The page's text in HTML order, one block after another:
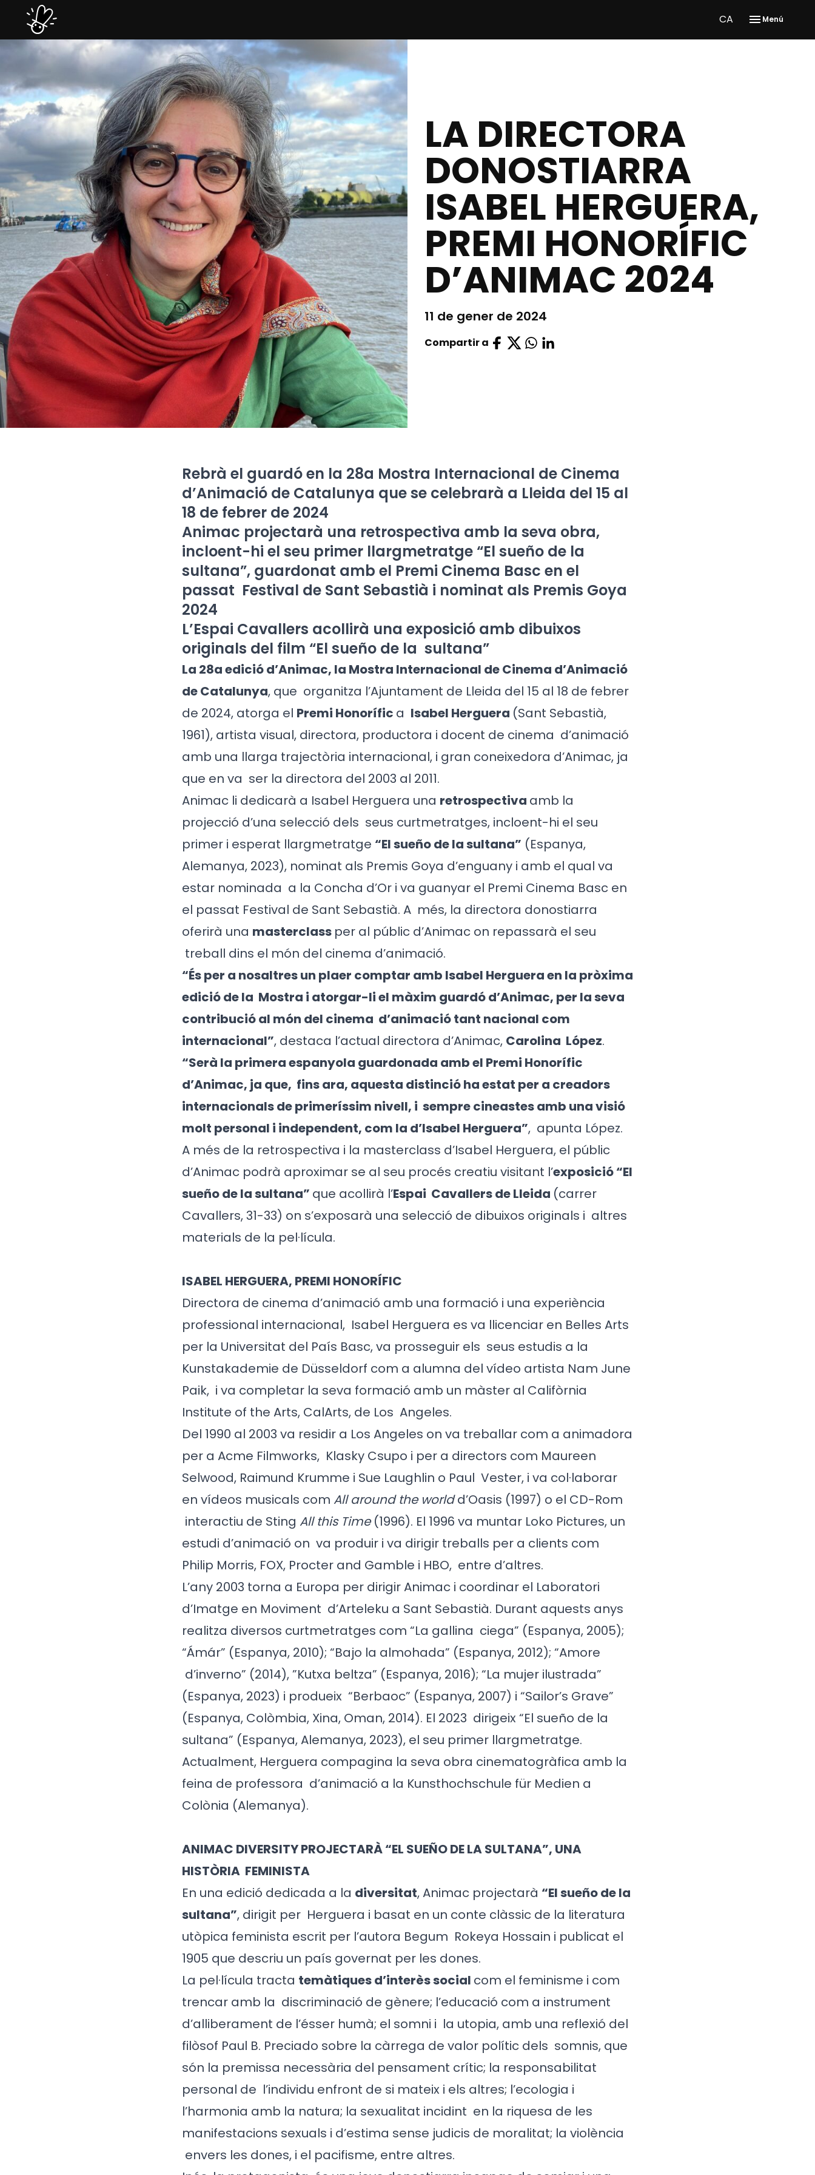
CA Menú
LA DIRECTORA
DONOSTIARRA
ISABEL HERGUERA,
PREMI HONORÍFIC
D’ANIMAC 2024
11 de gener de 2024
Compartir a
Rebrà el guardó en la 28a Mostra Internacional de Cinema
d’Animació de Catalunya que se celebrarà a Lleida del 15 al
18 de febrer de 2024
Animac projectarà una retrospectiva amb la seva obra,
incloent-hi el seu primer llargmetratge “El sueño de la
sultana”, guardonat amb el Premi Cinema Basc en el
passat Festival de Sant Sebastià i nominat als Premis Goya
2024
L’Espai Cavallers acollirà una exposició amb dibuixos
originals del film “El sueño de la sultana”
La 28a edició d’Animac, la Mostra Internacional de Cinema d’Animació
de Catalunya, que organitza l’Ajuntament de Lleida del 15 al 18 de febrer
de 2024, atorga el Premi Honorífic a Isabel Herguera (Sant Sebastià,
1961), artista visual, directora, productora i docent de cinema d’animació
amb una llarga trajectòria internacional, i gran coneixedora d’Animac, ja
que en va ser la directora del 2003 al 2011.
Animac li dedicarà a Isabel Herguera una retrospectiva amb la
projecció d’una selecció dels seus curtmetratges, incloent-hi el seu
primer i esperat llargmetratge “El sueño de la sultana” (Espanya,
Alemanya, 2023), nominat als Premis Goya d’enguany i amb el qual va
estar nominada a la Concha d’Or i va guanyar el Premi Cinema Basc en
el passat Festival de Sant Sebastià. A més, la directora donostiarra
oferirà una masterclass per al públic d’Animac on repassarà el seu
treball dins el món del cinema d’animació.
“És per a nosaltres un plaer comptar amb Isabel Herguera en la pròxima
edició de la Mostra i atorgar-li el màxim guardó d’Animac, per la seva
contribució al món del cinema d’animació tant nacional com
internacional”, destaca l’actual directora d’Animac, Carolina López.
“Serà la primera espanyola guardonada amb el Premi Honorífic
d’Animac, ja que, fins ara, aquesta distinció ha estat per a creadors
internacionals de primeríssim nivell, i sempre cineastes amb una visió
molt personal i independent, com la d’Isabel Herguera”, apunta López.
A més de la retrospectiva i la masterclass d’Isabel Herguera, el públic
d’Animac podrà aproximar se al seu procés creatiu visitant l’exposició “El
sueño de la sultana” que acollirà l’Espai Cavallers de Lleida (carrer
Cavallers, 31-33) on s’exposarà una selecció de dibuixos originals i altres
materials de la pel·lícula.
ISABEL HERGUERA, PREMI HONORÍFIC
Directora de cinema d’animació amb una formació i una experiència
professional internacional, Isabel Herguera es va llicenciar en Belles Arts
per la Universitat del País Basc, va prosseguir els seus estudis a la
Kunstakademie de Düsseldorf com a alumna del vídeo artista Nam June
Paik, i va completar la seva formació amb un màster al Califòrnia
Institute of the Arts, CalArts, de Los Angeles.
Del 1990 al 2003 va residir a Los Angeles on va treballar com a animadora
per a Acme Filmworks, Klasky Csupo i per a directors com Maureen
Selwood, Raimund Krumme i Sue Laughlin o Paul Vester, i va col·laborar
en vídeos musicals com All around the worldd’Oasis (1997) o el CD-Rom
interactiu de Sting All this Time(1996). El 1996 va muntar Loko Pictures, un
estudi d’animació on va produir i va dirigir treballs per a clients com
Philip Morris, FOX, Procter and Gamble i HBO, entre d’altres.
L’any 2003 torna a Europa per dirigir Animac i coordinar el Laboratori
d’Imatge en Moviment d’Arteleku a Sant Sebastià. Durant aquests anys
realitza diversos curtmetratges com “La gallina ciega” (Espanya, 2005);
“Ámár” (Espanya, 2010); “Bajo la almohada” (Espanya, 2012); “Amore
d’inverno” (2014), ”Kutxa beltza” (Espanya, 2016); “La mujer ilustrada”
(Espanya, 2023) i produeix “Berbaoc” (Espanya, 2007) i “Sailor’s Grave”
(Espanya, Colòmbia, Xina, Oman, 2014). El 2023 dirigeix “El sueño de la
sultana” (Espanya, Alemanya, 2023), el seu primer llargmetratge.
Actualment, Herguera compagina la seva obra cinematogràfica amb la
feina de professora d’animació a la Kunsthochschule für Medien a
Colònia (Alemanya).
ANIMAC DIVERSITY PROJECTARÀ “EL SUEÑO DE LA SULTANA”, UNA
HISTÒRIA FEMINISTA
En una edició dedicada a la diversitat, Animac projectarà “El sueño de la
sultana”, dirigit per Herguera i basat en un conte clàssic de la literatura
utòpica feminista escrit per l’autora Begum Rokeya Hossain i publicat el
1905 que descriu un país governat per les dones.
La pel·lícula tracta temàtiques d’interès social com el feminisme i com
trencar amb la discriminació de gènere; l’educació com a instrument
d’alliberament de l’ésser humà; el somni i la utopia, amb una reflexió del
filòsof Paul B. Preciado sobre la càrrega de valor polític dels somnis, que
són la premissa necessària del pensament crític; la responsabilitat
personal de l’individu enfront de si mateix i els altres; l’ecologia i
l’harmonia amb la natura; la sexualitat incidint en la riquesa de les
manifestacions sexuals i d’estima sense judicis de moralitat; la violència
envers les dones, i el pacifisme, entre altres.